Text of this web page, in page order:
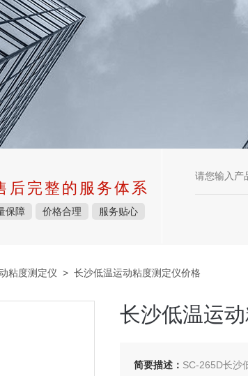
后完整的服务体系
保障 价格合理 服务贴心
粘度测定仪 > 长沙低温运动粘度测定仪价格
长沙低温运
简要描述： SC-265D长沙